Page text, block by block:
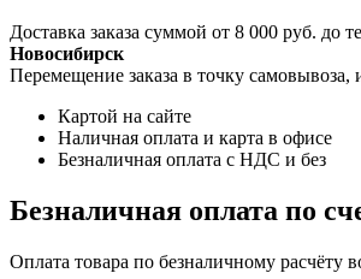
Доставка заказа суммой от 8 000 руб. до
Новосибирск
Перемещение заказа в точку самовывоза,
Картой на сайте
Наличная оплата и карта в офисе
Безналичная оплата с НДС и без
Безналичная оплата по
Оплата товара по безналичному